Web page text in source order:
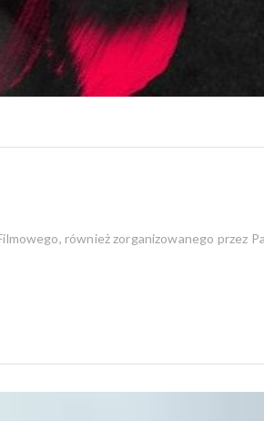
również zorganizowanego przez